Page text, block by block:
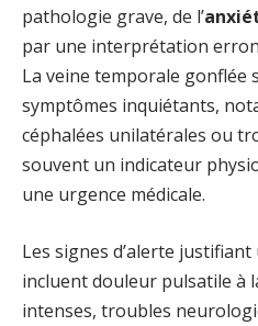
pathologie grave, de l’
par une interprétation
La veine temporale gonflée
symptômes inquiétants,
céphalées unilatérales ou
souvent un indicateur
une urgence médicale.
Les signes d’alerte
incluent douleur pulsatile à
intenses, troubles